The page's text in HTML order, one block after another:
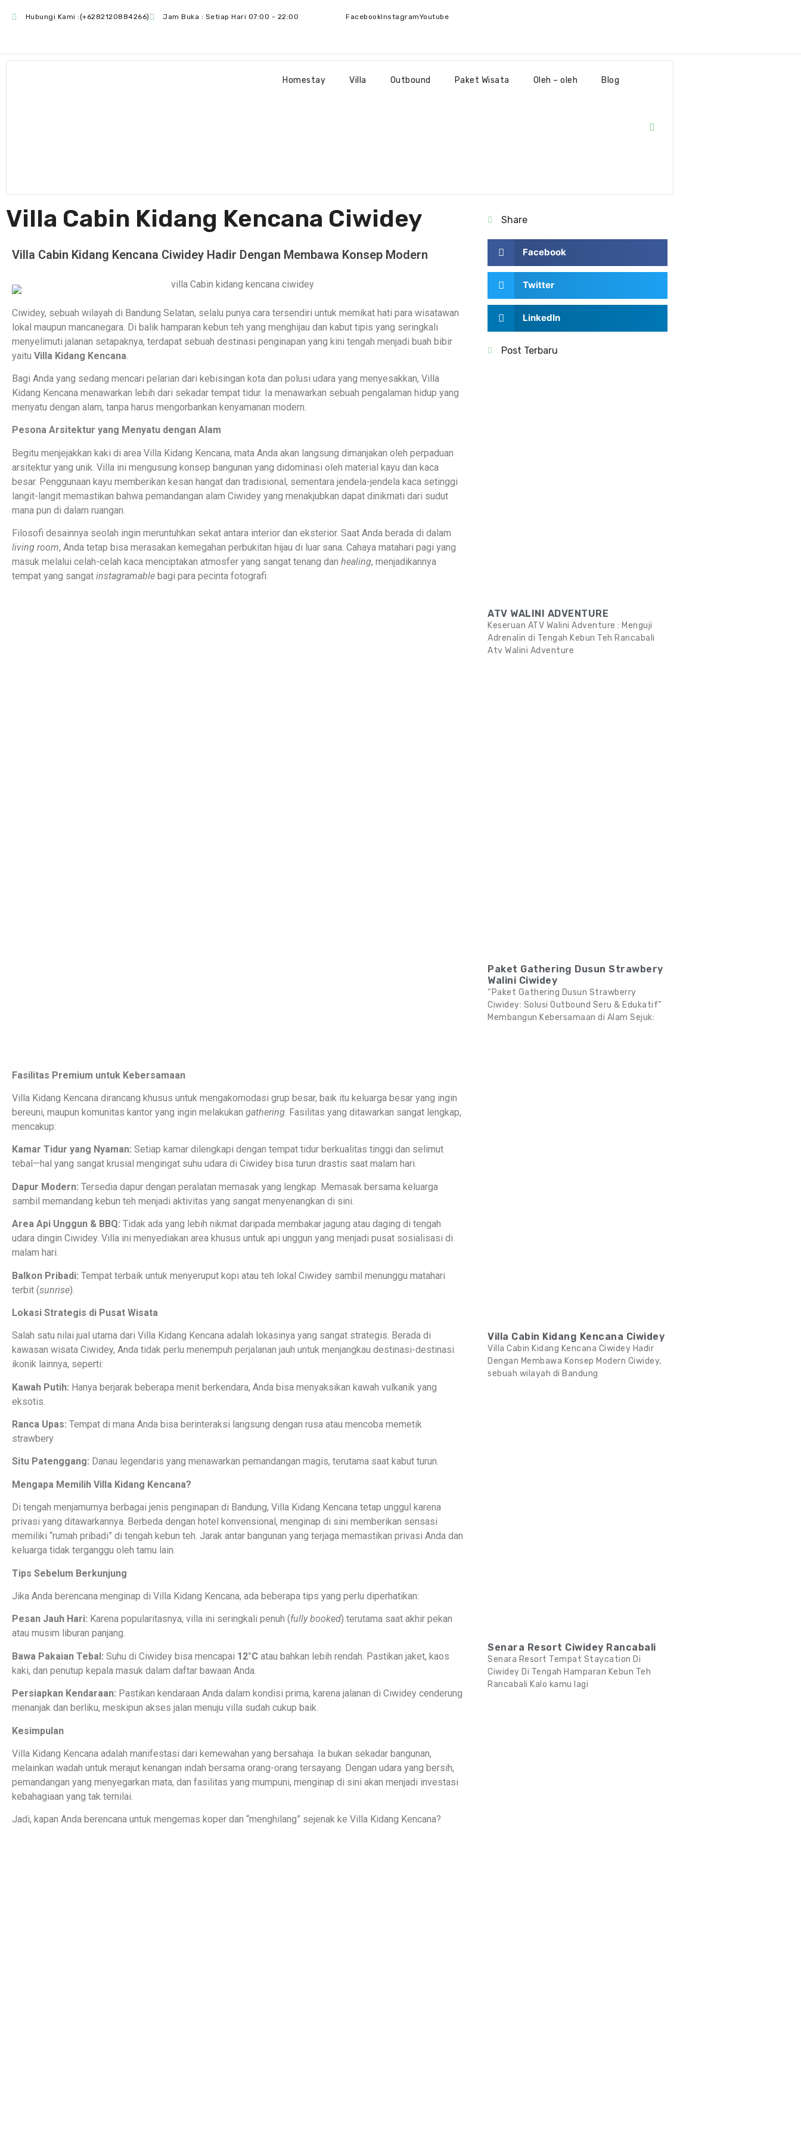
Hubungi Kami :(+6282120884266) Jam Buka : Setiap Hari 07:00 - 22:00 FacebookInstagramYoutube
Homestay Villa Outbound Paket Wisata Oleh – oleh Blog
Villa Cabin Kidang Kencana Ciwidey
Villa Cabin Kidang Kencana Ciwidey Hadir Dengan Membawa Konsep Modern
Ciwidey, sebuah wilayah di Bandung Selatan, selalu punya cara tersendiri untuk memikat hati para wisatawan
lokal maupun mancanegara. Di balik hamparan kebun teh yang menghijau dan kabut tipis yang seringkali
menyelimuti jalanan setapaknya, terdapat sebuah destinasi penginapan yang kini tengah menjadi buah bibir
yaitu Villa Kidang Kencana
Bagi Anda yang sedang mencari pelarian dari kebisingan kota dan polusi udara yang menyesakkan, Villa
Kidang Kencana menawarkan lebih dari sekadar tempat tidur. Ia menawarkan sebuah pengalaman hidup yang
menyatu dengan alam, tanpa harus mengorbankan kenyamanan modern.
Pesona Arsitektur yang Menyatu dengan Alam
Begitu menjejakkan kaki di area Villa Kidang Kencana, mata Anda akan langsung dimanjakan oleh perpaduan
arsitektur yang unik. Villa ini mengusung konsep bangunan yang didominasi oleh material kayu dan kaca
besar. Penggunaan kayu memberikan kesan hangat dan tradisional, sementara jendela-jendela kaca setinggi
langit-langit memastikan bahwa pemandangan alam Ciwidey yang menakjubkan dapat dinikmati dari sudut
mana pun di dalam ruangan.
Filosofi desainnya seolah ingin meruntuhkan sekat antara interior dan eksterior. Saat Anda berada di dalam
living room, Anda tetap bisa merasakan kemegahan perbukitan hijau di luar sana. Cahaya matahari pagi yang
masuk melalui celah-celah kaca menciptakan atmosfer yang sangat tenang dan healing, menjadikannya
tempat yang sangat instagramable bagi para pecinta fotografi.
Fasilitas Premium untuk Kebersamaan
Villa Kidang Kencana dirancang khusus untuk mengakomodasi grup besar, baik itu keluarga besar yang ingin
bereuni, maupun komunitas kantor yang ingin melakukan gathering. Fasilitas yang ditawarkan sangat lengkap,
mencakup:
Kamar Tidur yang Nyaman: Setiap kamar dilengkapi dengan tempat tidur berkualitas tinggi dan selimut
tebal—hal yang sangat krusial mengingat suhu udara di Ciwidey bisa turun drastis saat malam hari.
Dapur Modern: Tersedia dapur dengan peralatan memasak yang lengkap. Memasak bersama keluarga
sambil memandang kebun teh menjadi aktivitas yang sangat menyenangkan di sini.
Area Api Unggun & BBQ: Tidak ada yang lebih nikmat daripada membakar jagung atau daging di tengah
udara dingin Ciwidey. Villa ini menyediakan area khusus untuk api unggun yang menjadi pusat sosialisasi di
malam hari.
Balkon Pribadi: Tempat terbaik untuk menyeruput kopi atau teh lokal Ciwidey sambil menunggu matahari
terbit (sunrise).
Lokasi Strategis di Pusat Wisata
Salah satu nilai jual utama dari Villa Kidang Kencana adalah lokasinya yang sangat strategis. Berada di
kawasan wisata Ciwidey, Anda tidak perlu menempuh perjalanan jauh untuk menjangkau destinasi-destinasi
ikonik lainnya, seperti:
Kawah Putih: Hanya berjarak beberapa menit berkendara, Anda bisa menyaksikan kawah vulkanik yang
eksotis.
Ranca Upas: Tempat di mana Anda bisa berinteraksi langsung dengan rusa atau mencoba memetik
strawbery
Situ Patenggang: Danau legendaris yang menawarkan pemandangan magis, terutama saat kabut turun.
Mengapa Memilih Villa Kidang Kencana?
Di tengah menjamurnya berbagai jenis penginapan di Bandung, Villa Kidang Kencana tetap unggul karena
privasi yang ditawarkannya. Berbeda dengan hotel konvensional, menginap di sini memberikan sensasi
memiliki “rumah pribadi” di tengah kebun teh. Jarak antar bangunan yang terjaga memastikan privasi Anda dan
keluarga tidak terganggu oleh tamu lain.
Tips Sebelum Berkunjung
Jika Anda berencana menginap di Villa Kidang Kencana, ada beberapa tips yang perlu diperhatikan:
Pesan Jauh Hari: Karena popularitasnya, villa ini seringkali penuh (fully booked) terutama saat akhir pekan
atau musim liburan panjang.
Bawa Pakaian Tebal: Suhu di Ciwidey bisa mencapai 12°C atau bahkan lebih rendah. Pastikan jaket, kaos
kaki, dan penutup kepala masuk dalam daftar bawaan Anda.
Persiapkan Kendaraan: Pastikan kendaraan Anda dalam kondisi prima, karena jalanan di Ciwidey cenderung
menanjak dan berliku, meskipun akses jalan menuju villa sudah cukup baik.
Kesimpulan
Villa Kidang Kencana adalah manifestasi dari kemewahan yang bersahaja. Ia bukan sekadar bangunan,
melainkan wadah untuk merajut kenangan indah bersama orang-orang tersayang. Dengan udara yang bersih,
pemandangan yang menyegarkan mata, dan fasilitas yang mumpuni, menginap di sini akan menjadi investasi
kebahagiaan yang tak ternilai.
Jadi, kapan Anda berencana untuk mengemas koper dan “menghilang” sejenak ke Villa Kidang Kencana?
Share
Facebook
Twitter
LinkedIn
Post Terbaru
ATV WALINI ADVENTURE
Keseruan ATV Walini Adventure : Menguji
Adrenalin di Tengah Kebun Teh Rancabali
Atv Walini Adventure
Paket Gathering Dusun Strawbery
Walini Ciwidey
“Paket Gathering Dusun Strawberry
Ciwidey: Solusi Outbound Seru & Edukatif”
Membangun Kebersamaan di Alam Sejuk:
Villa Cabin Kidang Kencana Ciwidey
Villa Cabin Kidang Kencana Ciwidey Hadir
Dengan Membawa Konsep Modern Ciwidey,
sebuah wilayah di Bandung
Senara Resort Ciwidey Rancabali
Senara Resort Tempat Staycation Di
Ciwidey Di Tengah Hamparan Kebun Teh
Rancabali Kalo kamu lagi